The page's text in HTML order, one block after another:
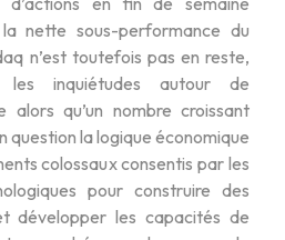
nette sous-performance du
n’est toutefois pas en reste,
les inquiétudes autour de
alors qu’un nombre croissant
question la logique économique
colossaux consentis par les
pour construire des
développer les capacités de